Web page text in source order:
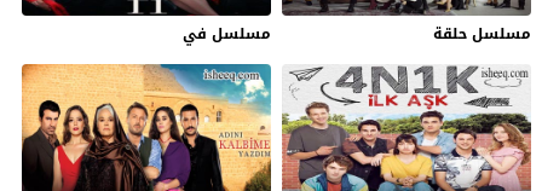
مسلسل حلقة مسلسل في